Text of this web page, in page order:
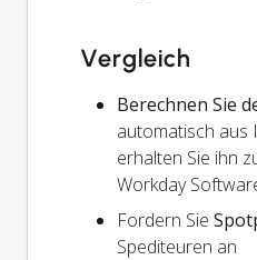
Vergleich
Berechnen Sie
automatisch aus
erhalten Sie ihn
Workday
Fordern Sie
Spediteuren an